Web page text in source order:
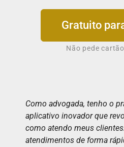
Gratuito
Não pede
Como advogada, tenho o
aplicativo inovador que
como atendo meus
atendimentos de forma